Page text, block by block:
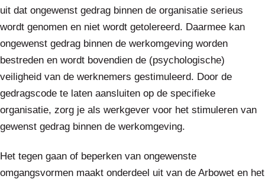
uit dat ongewenst gedrag binnen de organisatie serieus
wordt genomen en niet wordt getolereerd. Daarmee kan
ongewenst gedrag binnen de werkomgeving worden
bestreden en wordt bovendien de (psychologische)
veiligheid van de werknemers gestimuleerd. Door de
gedragscode te laten aansluiten op de specifieke
organisatie, zorg je als werkgever voor het stimuleren van
gewenst gedrag binnen de werkomgeving.
Het tegen gaan of beperken van ongewenste
omgangsvormen maakt onderdeel uit van de Arbowet en het